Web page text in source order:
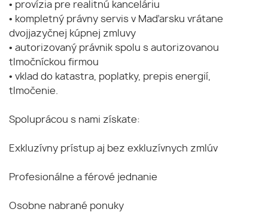
• provízia pre realitnú kanceláriu
• kompletný právny servis v Maďarsku vrátane
dvojjazyčnej kúpnej zmluvy
• autorizovaný právnik spolu s autorizovanou
tlmočníckou firmou
• vklad do katastra, poplatky, prepis energií,
tlmočenie.
Spoluprácou s nami získate:
Exkluzívny prístup aj bez exkluzívnych zmlúv
Profesionálne a férové jednanie
Osobne nabrané ponuky